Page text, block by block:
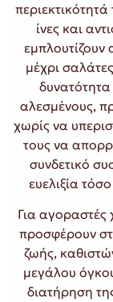
ίνες και
μέχρι
δυνατότητα
αλεσμένους,
χωρίς να
τους να
συνδετικό
ευελιξία
Για αγοραστές
προσφέρουν
ζωής,
μεγάλου
διατήρηση